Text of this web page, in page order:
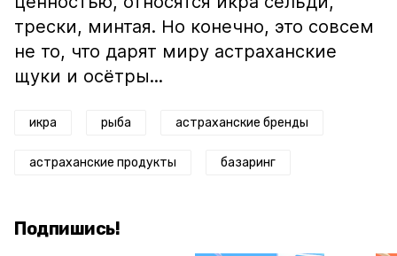
трески, минтая. Но конечно, это совсем
не то, что дарят миру астраханские
щуки и осётры...
икра рыба астраханские бренды
астраханские продукты базаринг
Подпишись!